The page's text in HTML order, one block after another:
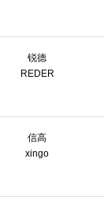
锐德
REDER
信高
xingo